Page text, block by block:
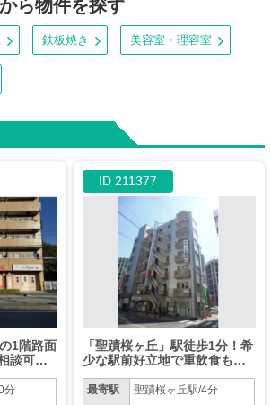
ら物件を探す
鉄板焼き 美容室・理容室
1階路面
談可
分
ID 211377
「聖蹟桜ヶ丘」駅徒歩1分！希
少な駅前好立地で重飲食も相
す。
最寄駅 聖蹟桜ヶ丘駅/4分